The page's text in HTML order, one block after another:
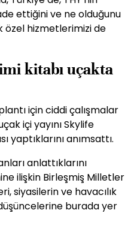
ettiğini ve ne olduğunu
özel hizmetlerimizi de
kitabı uçakta
için ciddi çalışmalar
içi yayını Skylife
yaptıklarını anımsattı.
anlattıklarını
ilişkin Birleşmiş Milletler
siyasilerin ve havacılık
burada yer